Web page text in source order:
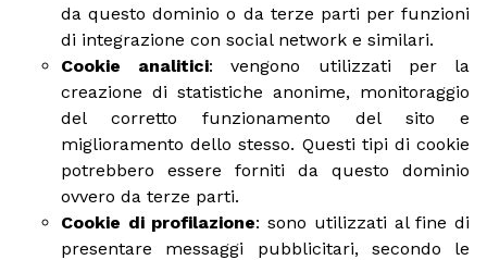
da questo dominio o da terze parti per funzioni
di integrazione con social network e similari.
Cookie analitici: vengono utilizzati per la
creazione di statistiche anonime, monitoraggio
del corretto funzionamento del sito e
miglioramento dello stesso. Questi tipi di cookie
potrebbero essere forniti da questo dominio
ovvero da terze parti.
Cookie di profilazione: sono utilizzati al fine di
presentare messaggi pubblicitari, secondo le